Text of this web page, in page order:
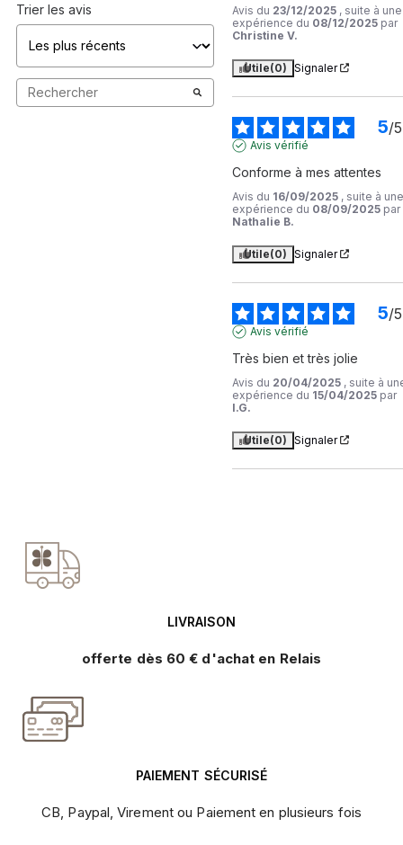
Trier les avis Avis du 23/12/2025 , suite à une
expérience du 08/12/2025 par
Christine V.
Utile(0) Signaler
5/5
Avis vérifié
Conforme à mes attentes
Avis du 16/09/2025 , suite à une
expérience du 08/09/2025 par
Nathalie B.
Utile(0) Signaler
5/5
Avis vérifié
Très bien et très jolie
Avis du 20/04/2025 , suite à
expérience du 15/04/2025 par
I.G.
Utile(0) Signaler
LIVRAISON
offerte dès 60 € d'achat en Relais
PAIEMENT SÉCURISÉ
CB, Paypal, Virement ou Paiement en plusieurs fois